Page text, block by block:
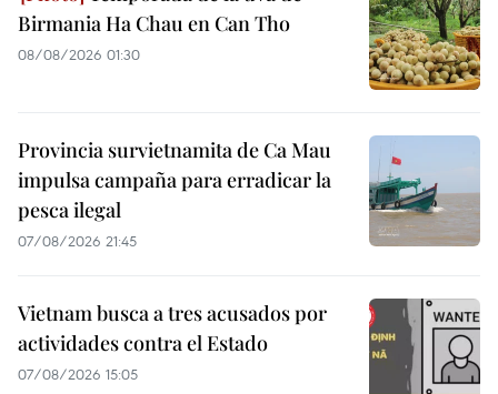
Birmania Ha Chau en Can Tho
08/08/2026 01:30
Provincia survietnamita de Ca Mau
impulsa campaña para erradicar la
pesca ilegal
07/08/2026 21:45
Vietnam busca a tres acusados por
actividades contra el Estado
07/08/2026 15:05